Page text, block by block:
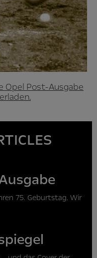
Opel Post-Ausgabe
75. Geburtstag. Wir